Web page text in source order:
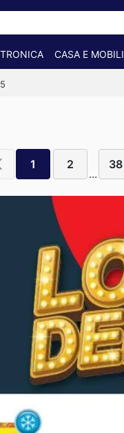
CASA E MOBILI
1 2
...
38